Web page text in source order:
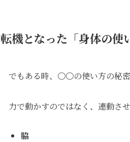
転機となった「身体の使
でもある時、〇〇の使い方の秘
力で動かすのではなく、連動さ
脇